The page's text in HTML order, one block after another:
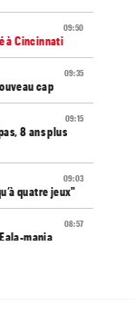
09:50
à Cincinnati
09:35
cap
09:15
8 ans plus
09:03
quatre jeux"
08:57
mania